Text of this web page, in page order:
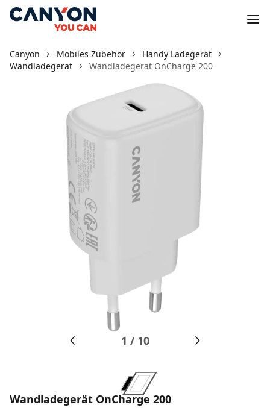
Canyon Mobiles Zubehör
Handy Ladegerät
Wandladegerät
Wandladegerät OnCharge 200
1 / 10
Wandladegerät OnCharge 200